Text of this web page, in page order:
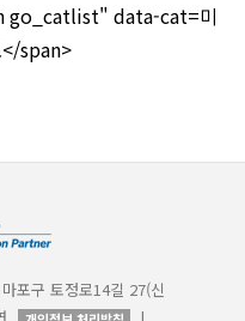
data-cat=미
span>
포구 토정로14길 27(신